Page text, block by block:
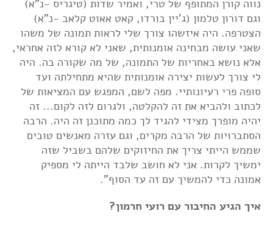
נווה קורן המתופף של טרי, ואמיר שדות (טיגריס -נ"א)
וגם דורון טלמון (ג'יין בורדו, קאט אאוט קלאב -נ"א)
הצטרפה. היה איזשהו צורך שלי לראות תמונה של משהו
שאני עושה מבחינה אומנותית, שאני לא קורא לזה אחראי,
אלא נושא באחריות של התמונה, של מה שקורה בה. היה
לי צורך לעשות יצירה אומנותית שהיא מתחילתה ועד
סופה פרי רעיונותיי. מפה לשם, המפגש עם המציאות של
לכתוב ולהביא את זה להקלטה, ולגרום לזה לקום... זה
יהיה מופרך מצידי להגיד לך כמה מתוכנן זה היה. הרבה
הסתברויות של הרבה מקרים, וגם עזרה מאנשים טובים
שממש הייתי צריך את החיזוקים שלהם בשביל שזה
ימשיך לקרות. אני לא חושב שלבד הייתה לי מספיק
אמונה כדי להמשיך עם זה עד הסוף".
איך הגיע החיבור עם רועי חרמון?